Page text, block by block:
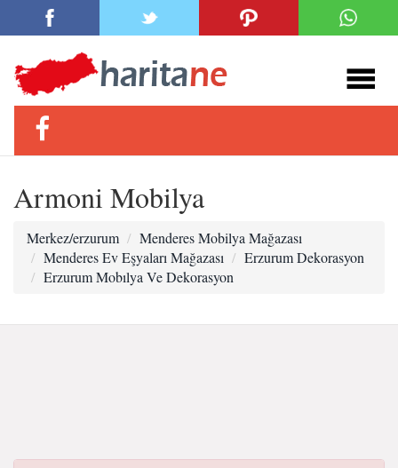
Armoni Mobilya
Merkez/erzurum
Menderes Mobilya Mağazası
Menderes Ev Eşyaları Mağazası
Erzurum Dekorasyon
Erzurum Mobılya Ve Dekorasyon